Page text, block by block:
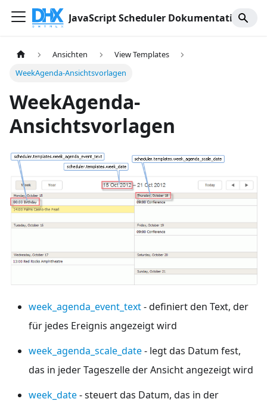
JavaScript Scheduler Dokumentation
Ansichten
View Templates
WeekAgenda-Ansichtsvorlagen
WeekAgenda-
Ansichtsvorlagen
week_agenda_event_text- definiert den Text, der
für jedes Ereignis angezeigt wird
week_agenda_scale_date- legt das Datum fest,
das in jeder Tageszelle der Ansicht angezeigt wird
week_date- steuert das Datum, das in der